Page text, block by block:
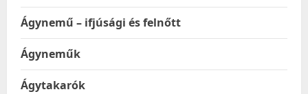
Ágynemű – ifjúsági és felnőtt
Ágyneműk
Ágytakarók